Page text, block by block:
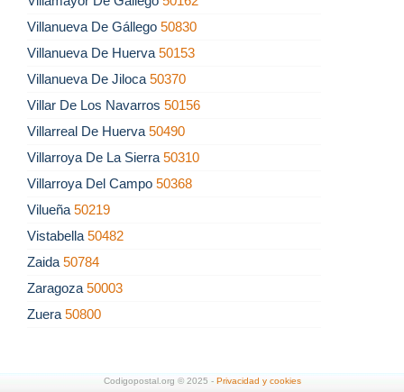
Villanueva De Gállego 50830
Villanueva De Huerva 50153
Villanueva De Jiloca 50370
Villar De Los Navarros 50156
Villarreal De Huerva 50490
Villarroya De La Sierra 50310
Villarroya Del Campo 50368
Vilueña 50219
Vistabella 50482
Zaida 50784
Zaragoza 50003
Zuera 50800
Codigopostal.org © 2025 - Privacidad y cookies